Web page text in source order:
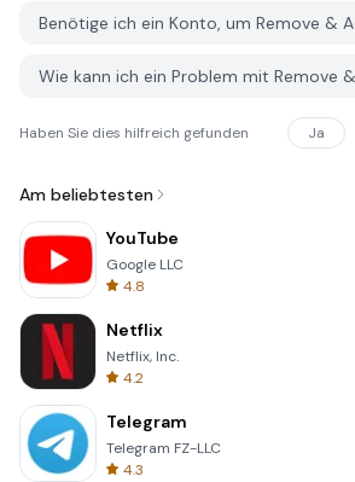
Haben Sie dies hilfreich gefunden Ja
Am beliebtesten
YouTube
Google LLC
4.8
Netflix
Netflix, Inc.
4.2
Telegram
Telegram FZ-LLC
4.3